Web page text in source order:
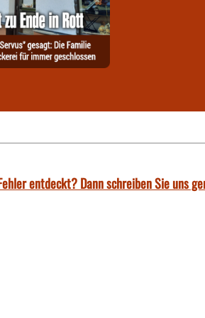
entdeckt? Dann schreiben Sie uns